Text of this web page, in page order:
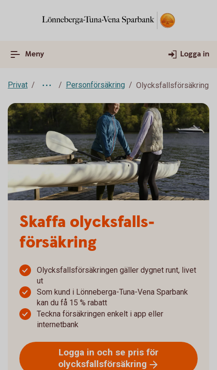
Meny Logga in
Privat Personförsäkring Olycksfallsförsäkring
Skaffa olycksfalls­
försäkring
Olycksfallsförsäkringen gäller dygnet runt, livet
ut
Som kund i Lönneberga-Tuna-Vena Sparbank
kan du få 15 % rabatt
Teckna försäkringen enkelt i app eller
internetbank
Logga in och se pris för
olycksfallsförsäkring